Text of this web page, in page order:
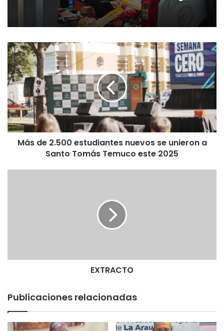
M
á
s
d
e
2
.
5
0
v
o
s
Más de 2.500 estudiantes nuevos se unieron a
Santo Tomás Temuco este 2025
EXTRACTO
Publicaciones relacionadas